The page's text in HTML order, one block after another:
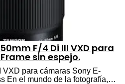
F/4 Di III VXD para
sin espejo.
VXD para cámaras Sony E-
En el mundo de la fotografía,…